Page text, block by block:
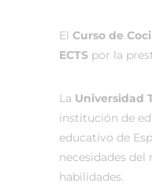
El Curso de
ECTS por la
La Universidad
institución de
educativo de
necesidades
habilidades.